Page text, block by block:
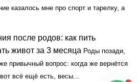
казалось мне про спорт и тарелку, а
после родов: как пить
живот за 3 месяца Роды позади,
привычный вопрос: когда же вернётся
всё ещё есть, весы...